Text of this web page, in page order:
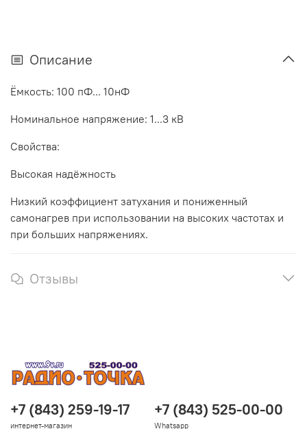
Описание
Ёмкость: 100 пФ... 10нФ
Номинальное напряжение: 1...3 кВ
Свойства:
Высокая надёжность
Низкий коэффициент затухания и пониженный
самонагрев при использовании на высоких частотах и
при больших напряжениях.
Отзывы
+7 (843) 259-19-17
интернет-магазин
+7 (843) 525-00-00
Whatsapp